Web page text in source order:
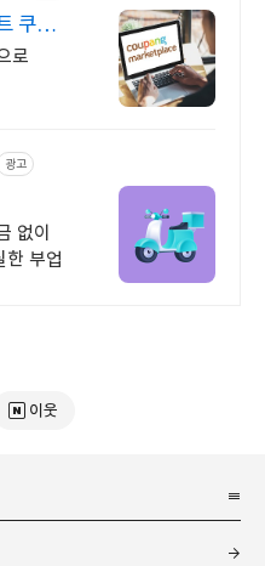
쿠팡
로
광고
없이
한 부업
이웃